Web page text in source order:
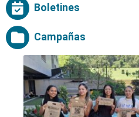
Boletines
Campañas